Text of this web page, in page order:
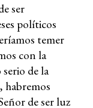
ser
políticos
temer
con la
de la
habremos
de ser luz